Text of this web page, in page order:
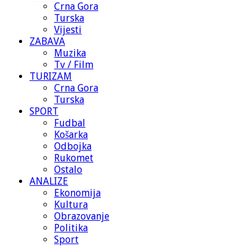
Crna Gora
Turska
Vijesti
ZABAVA
Muzika
Tv / Film
TURIZAM
Crna Gora
Turska
SPORT
Fudbal
Košarka
Odbojka
Rukomet
Ostalo
ANALIZE
Ekonomija
Kultura
Obrazovanje
Politika
Sport